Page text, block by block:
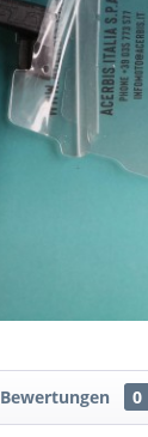
Bewertungen 0